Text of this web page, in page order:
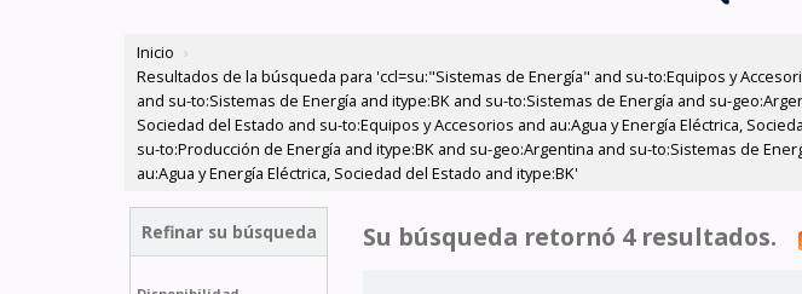
Inicio ›
Resultados de la búsqueda para 'ccl=su:"Sistemas de Energía" and su-to:Equipos y
and su-to:Sistemas de Energía and itype:BK and su-to:Sistemas de Energía and su-
Sociedad del Estado and su-to:Equipos y Accesorios and au:Agua y Energía Eléctrica,
su-to:Producción de Energía and itype:BK and su-geo:Argentina and su-to:Sistemas de
au:Agua y Energía Eléctrica, Sociedad del Estado and itype:BK'
Refinar su búsqueda Su búsqueda retornó 4 resultados.